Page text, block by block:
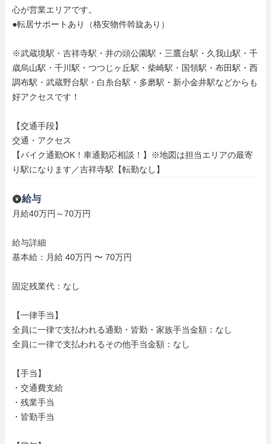
心が営業エリアです。
●転居サポートあり（格安物件斡旋あり）
※武蔵境駅・吉祥寺駅・井の頭公園駅・三鷹台駅・久我山駅・千
歳烏山駅・千川駅・つつじヶ丘駅・柴崎駅・国領駅・布田駅・西
調布駅・武蔵野台駅・白糸台駅・多磨駅・新小金井駅などからも
好アクセスです！
【交通手段】
交通・アクセス
【バイク通勤OK！車通勤応相談！】※地図は担当エリアの最寄
り駅になります／吉祥寺駅【転勤なし】
給与
月給40万円～70万円
給与詳細
基本給：月給 40万円 〜 70万円
固定残業代：なし
【一律手当】
全員に一律で支払われる通勤・皆勤・家族手当金額：なし
全員に一律で支払われるその他手当金額：なし
【手当】
・交通費支給
・残業手当
・皆勤手当